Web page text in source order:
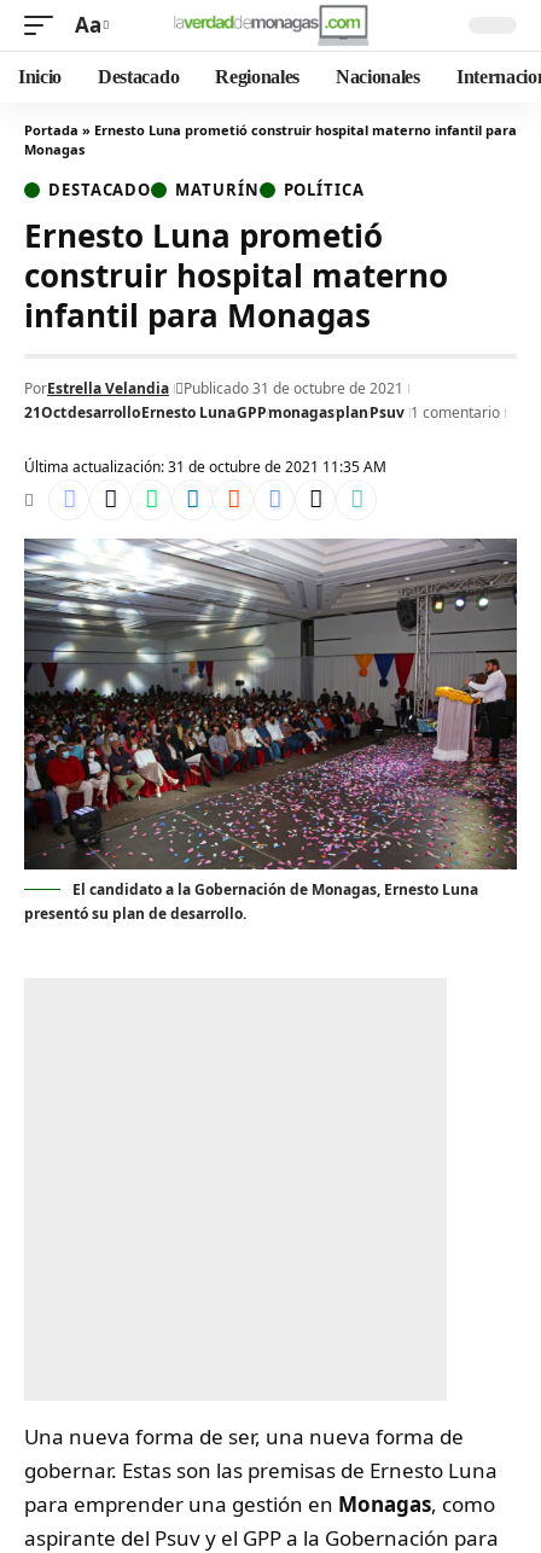
Aa
Inicio Destacado Regionales Nacionales
Portada » Ernesto Luna prometió construir hospital materno infantil para
Monagas
DESTACADO MATURÍN POLÍTICA
Ernesto Luna prometió
construir hospital materno
infantil para Monagas
Última actualización: 31 de octubre de 2021 11:35 AM
PorEstrella Velandia
Publicado 31 de octubre de 2021
21OctdesarrolloErnesto LunaGPPmonagasplanPsuv 1 comentario
El candidato a la Gobernación de Monagas, Ernesto Luna
presentó su plan de desarrollo.
Una nueva forma de ser, una nueva forma de
gobernar. Estas son las premisas de Ernesto Luna
para emprender una gestión en Monagas, como
aspirante del Psuv y el GPP a la Gobernación para